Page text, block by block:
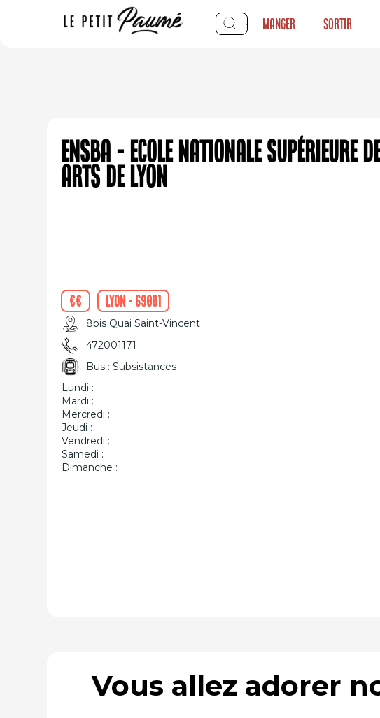
Manger Sortir
ENSBA - Ecole Nationale Supérieure
Arts de Lyon
€€ Lyon - 69001
8bis Quai Saint-Vincent
472001171
Bus : Subsistances
Lundi :
Mardi :
Mercredi :
Jeudi :
Vendredi :
Samedi :
Dimanche :
Vous allez adorer